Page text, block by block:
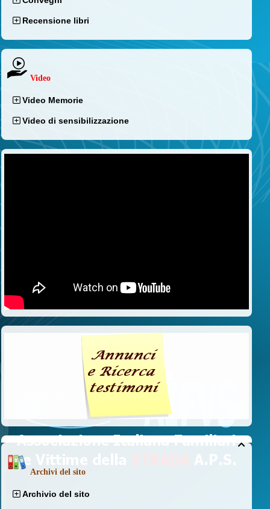
Recensione libri
Video
Video Memorie
Video di sensibilizzazione

Archivi del sito
Archivio del sito